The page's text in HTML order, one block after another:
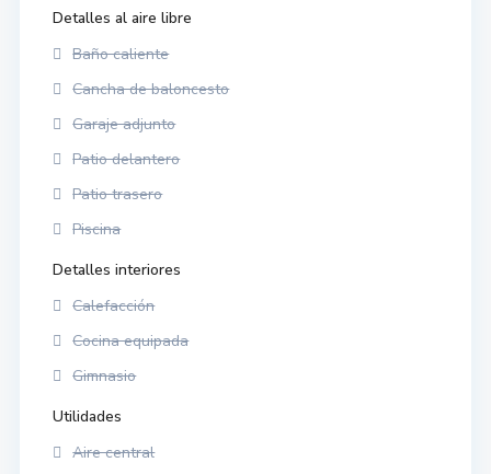
Detalles al aire libre
Baño caliente
Cancha de baloncesto
Garaje adjunto
Patio delantero
Patio trasero
Piscina
Detalles interiores
Calefacción
Cocina equipada
Gimnasio
Utilidades
Aire central